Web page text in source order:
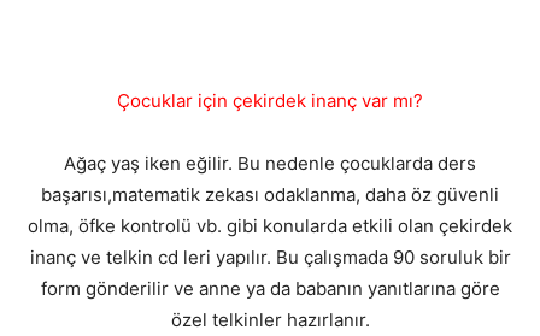
Çocuklar için çekirdek inanç var mı?
Ağaç yaş iken eğilir. Bu nedenle çocuklarda ders
başarısı,matematik zekası odaklanma, daha öz güvenli
olma, öfke kontrolü vb. gibi konularda etkili olan çekirdek
inanç ve telkin cd leri yapılır. Bu çalışmada 90 soruluk bir
form gönderilir ve anne ya da babanın yanıtlarına göre
özel telkinler hazırlanır.